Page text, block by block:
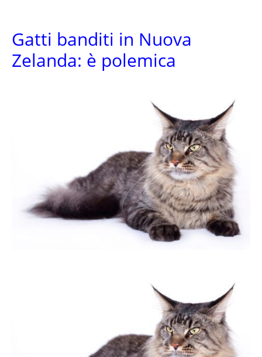
Gatti banditi in Nuova
Zelanda: è polemica